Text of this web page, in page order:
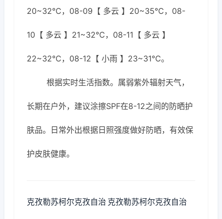
20~32℃，08-09【 多云 】20~35℃，08-
10【 多云 】21~32℃，08-11【 多云 】
22~32℃，08-12【 小雨 】23~31℃。
根据实时生活指数。属弱紫外辐射天气，
长期在户外，建议涂擦SPF在8-12之间的防晒护
肤品。日常外出根据日照强度做好防晒，有效保
护皮肤健康。
克孜勒苏柯尔克孜自治 克孜勒苏柯尔克孜自治